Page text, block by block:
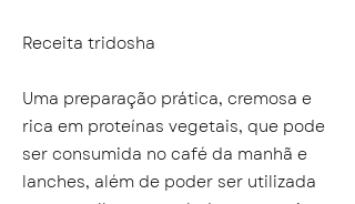
Receita tridosha
Uma preparação prática, cremosa e
rica em proteínas vegetais, que pode
ser consumida no café da manhã e
lanches, além de poder ser utilizada